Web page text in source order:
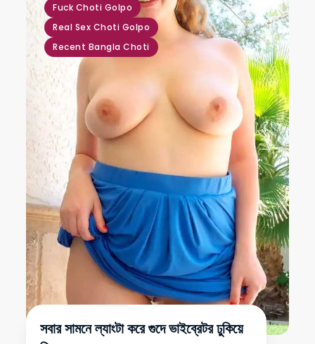
Fuck Choti Golpo
Real Sex Choti Golpo
Recent Bangla Choti
সবার সামনে ল্যাংটা করে গুদে ভাইব্রেটর ঢুকিয়ে